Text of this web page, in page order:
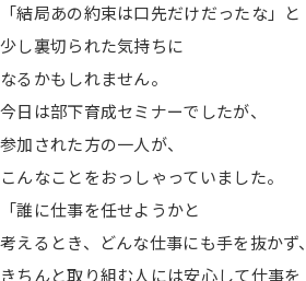
「結局あの約束は口先だけだったな」と
少し裏切られた気持ちに
なるかもしれません。
今日は部下育成セミナーでしたが、
参加された方の一人が、
こんなことをおっしゃっていました。
「誰に仕事を任せようかと
考えるとき、どんな仕事にも手を抜かず、
きちんと取り組む人には安心して仕事を